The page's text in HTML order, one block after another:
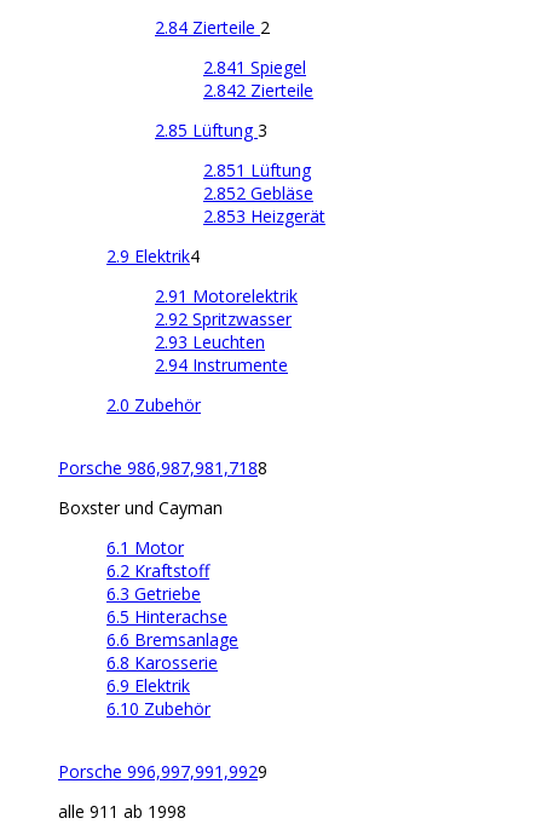
2.84 Zierteile 2
2.841 Spiegel
2.842 Zierteile
2.85 Lüftung3
2.851 Lüftung
2.852 Gebläse
2.853 Heizgerät
2.9 Elektrik4
2.91 Motorelektrik
2.92 Spritzwasser
2.93 Leuchten
2.94 Instrumente
2.0 Zubehör
Porsche 986,987,981,7188
Boxster und Cayman
6.1 Motor
6.2 Kraftstoff
6.3 Getriebe
6.5 Hinterachse
6.6 Bremsanlage
6.8 Karosserie
6.9 Elektrik
6.10 Zubehör
Porsche 996,997,991,9929
alle 911 ab 1998